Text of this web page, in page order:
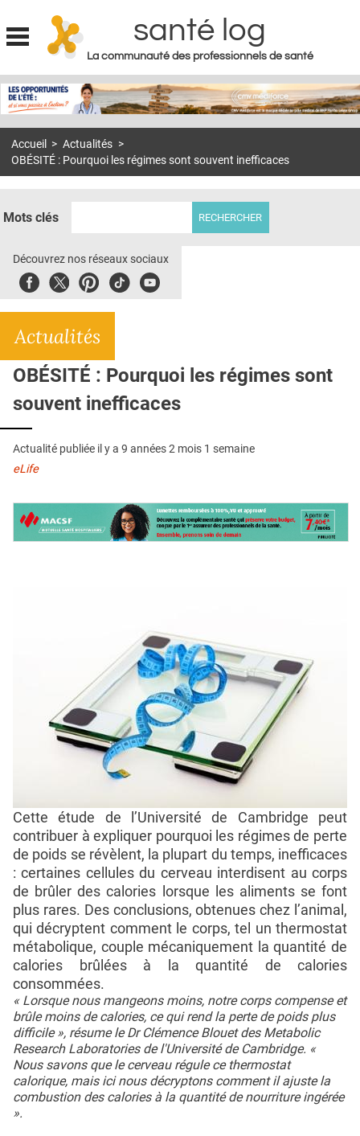
Jump to navigation
santé log
La communauté des professionnels de santé
MON COMPTE
S'ABONNER À LA REVUE SOIN À DOMICILE
DOSSIERS
E-REVUE SAD
L'APP
QUI SOMMES-NOUS ?
PUBLICITÉ
CONDITIONS GÉNÉRALES
CONTACT
Accueil > Actualités >
OBÉSITÉ : Pourquoi les régimes sont souvent inefficaces
Mots clés
Découvrez nos réseaux sociaux
FacebookTwitterPinterest
TiktokYoubute
Actualités
OBÉSITÉ : Pourquoi les régimes sont
souvent inefficaces
Actualité publiée il y a 9 années 2 mois 1 semaine
eLife
Cette étude de l’Université de Cambridge peut
contribuer à expliquer pourquoi les régimes de perte
de poids se révèlent, la plupart du temps, inefficaces
: certaines cellules du cerveau interdisent au corps
de brûler des calories lorsque les aliments se font
plus rares. Des conclusions, obtenues chez l’animal,
qui décryptent comment le corps, tel un thermostat
métabolique, couple mécaniquement la quantité de
calories brûlées à la quantité de calories
consommées.
« Lorsque nous mangeons moins, notre corps compense et
brûle moins de calories, ce qui rend la perte de poids plus
difficile », résume le Dr Clémence Blouet des Metabolic
Research Laboratories de l'Université de Cambridge. «
Nous savons que le cerveau régule ce thermostat
calorique, mais ici nous décryptons comment il ajuste la
combustion des calories à la quantité de nourriture ingérée
».